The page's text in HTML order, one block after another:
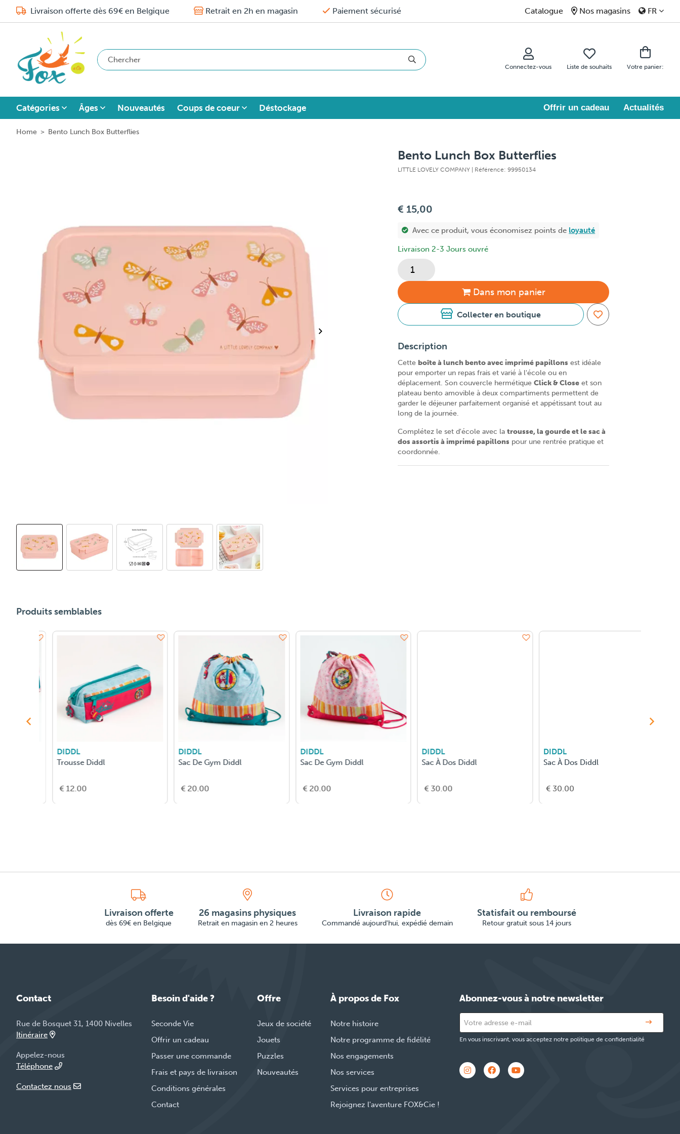
Livraison offerte dès 69€ en Belgique Retrait en 2h en magasin Paiement sécurisé Catalogue Nos magasins FR
Connectez-vous Liste de souhaits Votre panier:
Catégories Âges Nouveautés Coups de coeur Déstockage Offrir un cadeau Actualités
Home > Bento Lunch Box Butterflies
Bento Lunch Box Butterflies
LITTLE LOVELY COMPANY | Référence: 99950134
€ 15,00
Avec ce produit, vous économisez points de loyauté
Livraison 2-3 Jours ouvré
Dans mon panier
Collecter en boutique
Description
Cette boîte à lunch bento avec imprimé papillons est idéale
pour emporter un repas frais et varié à l'école ou en
déplacement. Son couvercle hermétiqueClick & Close et son
plateau bento amovible à deux compartiments permettent de
garder le déjeuner parfaitement organisé et appétissant tout au
long de la journée.
Complétez le set d'école avec latrousse, la gourde et le sac à
dos assortis à imprimé papillons pour une rentrée pratique et
coordonnée.
Produits semblables
DIDDL
Trousse Diddl
€ 12.00
DIDDL
Sac De Gym Diddl
€ 20.00
DIDDL
Sac De Gym Diddl
€ 20.00
DIDDL
Sac À Dos Diddl
€ 30.00
DIDDL
Sac À Dos Diddl
€ 30.00
Livraison offerte
dès 69€ en Belgique
26 magasins physiques
Retrait en magasin en 2 heures
Livraison rapide
Commandé aujourd'hui, expédié demain
Statisfait ou remboursé
Retour gratuit sous 14 jours
Contact
Rue de Bosquet 31, 1400 Nivelles
Itinéraire
Appelez-nous
Téléphone
Contactez nous
Besoin d'aide ?
Seconde Vie
Offrir un cadeau
Passer une commande
Frais et pays de livraison
Conditions générales
Contact
Offre
Jeux de société
Jouets
Puzzles
Nouveautés
À propos de Fox
Notre histoire
Notre programme de fidélité
Nos engagements
Nos services
Services pour entreprises
Rejoignez l'aventure FOX&Cie !
Abonnez-vous à notre newsletter
En vous inscrivant, vous acceptez notre politique de confidentialité